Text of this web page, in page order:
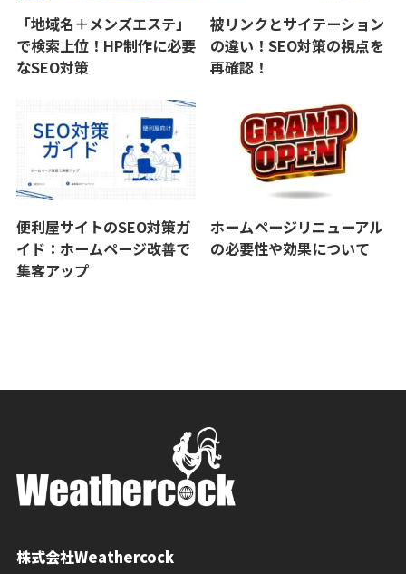
「地域名＋メンズエステ」
で検索上位！HP制作に必要
なSEO対策
被リンクとサイテーション
の違い！SEO対策の視点を
再確認！
便利屋サイトのSEO対策ガ
イド：ホームページ改善で
集客アップ
ホームページリニューアル
の必要性や効果について
株式会社Weathercock